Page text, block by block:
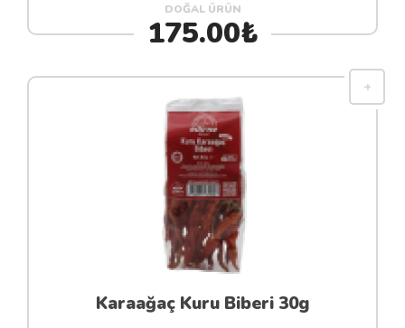
DOĞAL ÜRÜN
175.00₺
Karaağaç Kuru Biberi 30g